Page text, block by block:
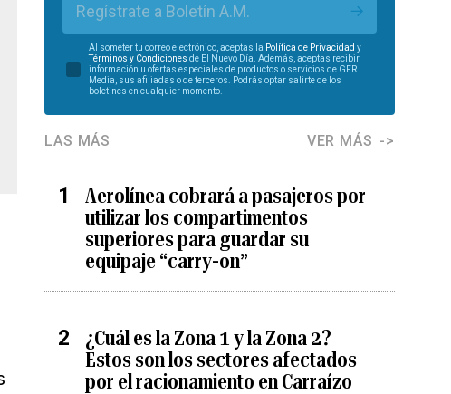
Regístrate a Boletín A.M.
Al someter tu correo electrónico, aceptas la Política de Privacidad y
Términos y Condiciones de El Nuevo Día. Además, aceptas recibir
información u ofertas especiales de productos o servicios de GFR
Media, sus afiliadas o de terceros. Podrás optar salirte de los
boletines en cualquier momento.
LAS MÁS VER MÁS
Aerolínea cobrará a pasajeros por
utilizar los compartimentos
superiores para guardar su
equipaje “carry-on”
¿Cuál es la Zona 1 y la Zona 2?
Estos son los sectores afectados
por el racionamiento en Carraízo